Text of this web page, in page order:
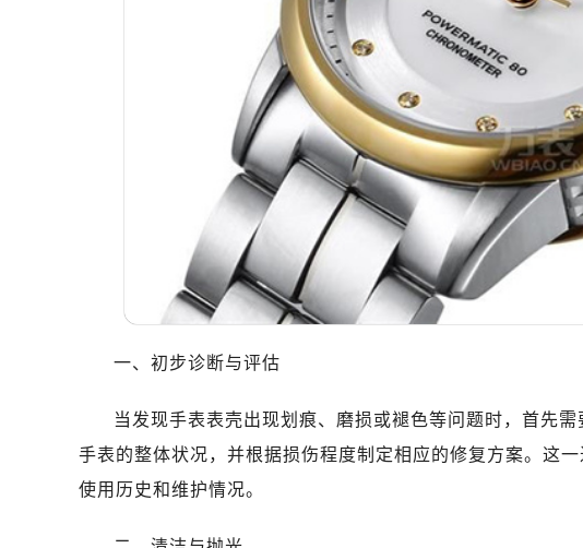
一、初步诊断与评估
当发现手表表壳出现划痕、磨损或褪色等问题时，首先
手表的整体状况，并根据损伤程度制定相应的修复方案。这
使用历史和维护情况。